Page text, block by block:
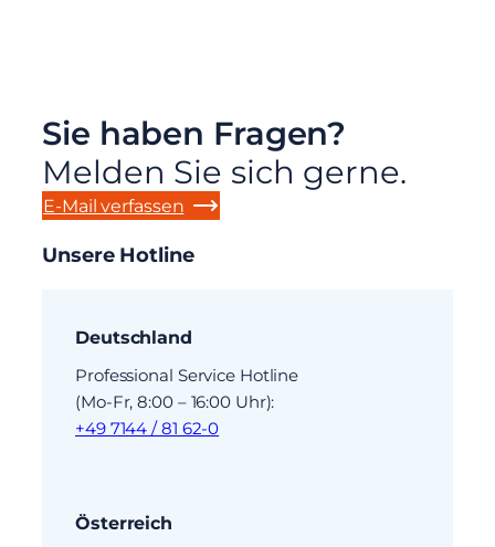
Sie haben Fragen?
Melden Sie sich gerne.
E-Mail verfassen
Unsere Hotline
Deutschland
Professional Service Hotline
(Mo-Fr, 8:00 – 16:00 Uhr):
+49 7144 / 81 62-0
Österreich